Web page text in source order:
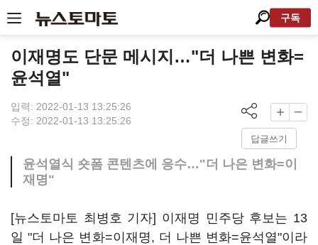
구독
이재명도 단문 메시지…"더 나쁜 변화=
윤석열"
입력: 2022-01-13 13:25:26
수정: 2022-01-13 13:25:26
답글쓰기
윤석열식 숏폼 콘텐츠에 응수…"더 나은 변화=이
재명"
[뉴스토마토 최병호 기자] 이재명 민주당 후보는 13
일 "더 나은 변화=이재명, 더 나쁜 변화=윤석열"이라